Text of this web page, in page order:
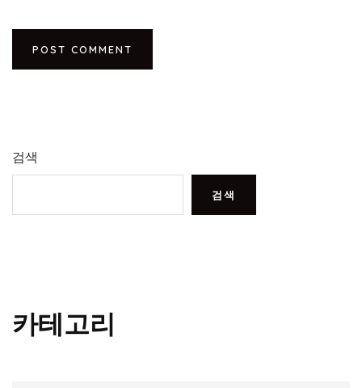
검색
검색
카테고리